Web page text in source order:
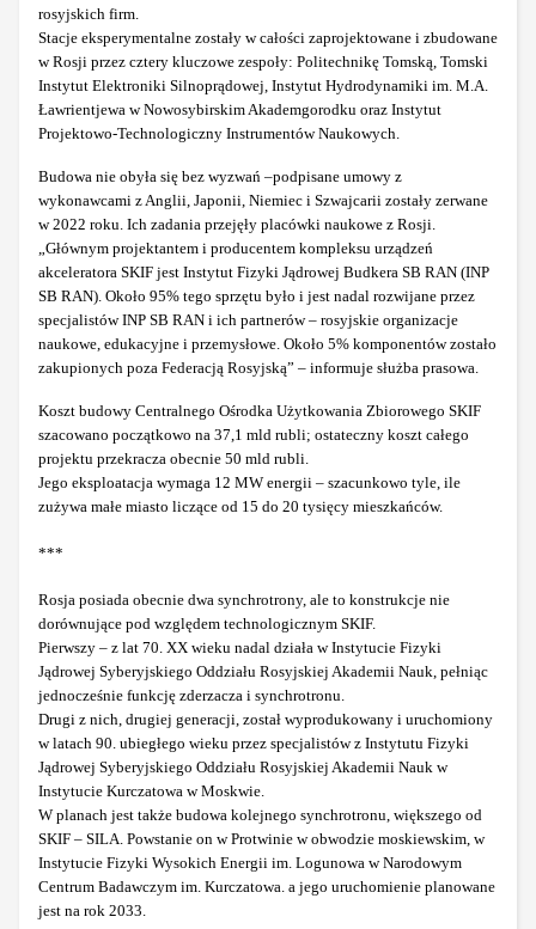
rosyjskich firm.
Stacje eksperymentalne zostały w całości zaprojektowane i zbudowane
w Rosji przez cztery kluczowe zespoły: Politechnikę Tomską, Tomski
Instytut Elektroniki Silnoprądowej, Instytut Hydrodynamiki im. M.A.
Ławrientjewa w Nowosybirskim Akademgorodku oraz Instytut
Projektowo-Technologiczny Instrumentów Naukowych.
Budowa nie obyła się bez wyzwań –podpisane umowy z
wykonawcami z Anglii, Japonii, Niemiec i Szwajcarii zostały zerwane
w 2022 roku. Ich zadania przejęły placówki naukowe z Rosji.
„Głównym projektantem i producentem kompleksu urządzeń
akceleratora SKIF jest Instytut Fizyki Jądrowej Budkera SB RAN (INP
SB RAN). Około 95% tego sprzętu było i jest nadal rozwijane przez
specjalistów INP SB RAN i ich partnerów – rosyjskie organizacje
naukowe, edukacyjne i przemysłowe. Około 5% komponentów zostało
zakupionych poza Federacją Rosyjską” – informuje służba prasowa.
Koszt budowy Centralnego Ośrodka Użytkowania Zbiorowego SKIF
szacowano początkowo na 37,1 mld rubli; ostateczny koszt całego
projektu przekracza obecnie 50 mld rubli.
Jego eksploatacja wymaga 12 MW energii – szacunkowo tyle, ile
zużywa małe miasto liczące od 15 do 20 tysięcy mieszkańców.
***
Rosja posiada obecnie dwa synchrotrony, ale to konstrukcje nie
dorównujące pod względem technologicznym SKIF.
Pierwszy – z lat 70. XX wieku nadal działa w Instytucie Fizyki
Jądrowej Syberyjskiego Oddziału Rosyjskiej Akademii Nauk, pełniąc
jednocześnie funkcję zderzacza i synchrotronu.
Drugi z nich, drugiej generacji, został wyprodukowany i uruchomiony
w latach 90. ubiegłego wieku przez specjalistów z Instytutu Fizyki
Jądrowej Syberyjskiego Oddziału Rosyjskiej Akademii Nauk w
Instytucie Kurczatowa w Moskwie.
W planach jest także budowa kolejnego synchrotronu, większego od
SKIF – SILA. Powstanie on w Protwinie w obwodzie moskiewskim, w
Instytucie Fizyki Wysokich Energii im. Logunowa w Narodowym
Centrum Badawczym im. Kurczatowa. a jego uruchomienie planowane
jest na rok 2033.